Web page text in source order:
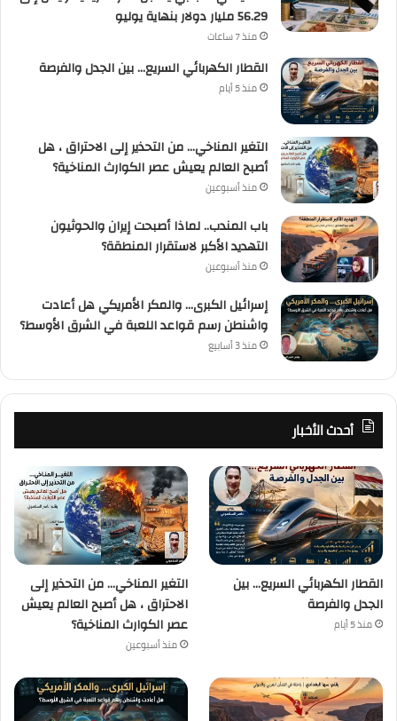
56.29 مليار دولار بنهاية يوليو
منذ 7 ساعات
القطار الكهربائي السريع… بين الجدل والفرصة
منذ 5 أيام
التغير المناخي… من التحذير إلى الاحتراق ، هل
أصبح العالم يعيش عصر الكوارث المناخية؟
منذ أسبوعين
باب المندب.. لماذا أصبحت إيران والحوثيون
التهديد الأكبر لاستقرار المنطقة؟
منذ أسبوعين
إسرائيل الكبرى… والمكر الأمريكي هل أعادت
واشنطن رسم قواعد اللعبة في الشرق الأوسط؟
منذ 3 أسابيع
أحدث الأخبار
القطار الكهربائي السريع… بين
الجدل والفرصة
منذ 5 أيام
التغير المناخي… من التحذير إلى
الاحتراق ، هل أصبح العالم يعيش
عصر الكوارث المناخية؟
منذ أسبوعين